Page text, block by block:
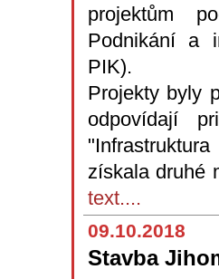
projektům
Podnikání a
PIK).
Projekty byly
odpovídají
získala druhé
text....
09.10.2018
Stavba